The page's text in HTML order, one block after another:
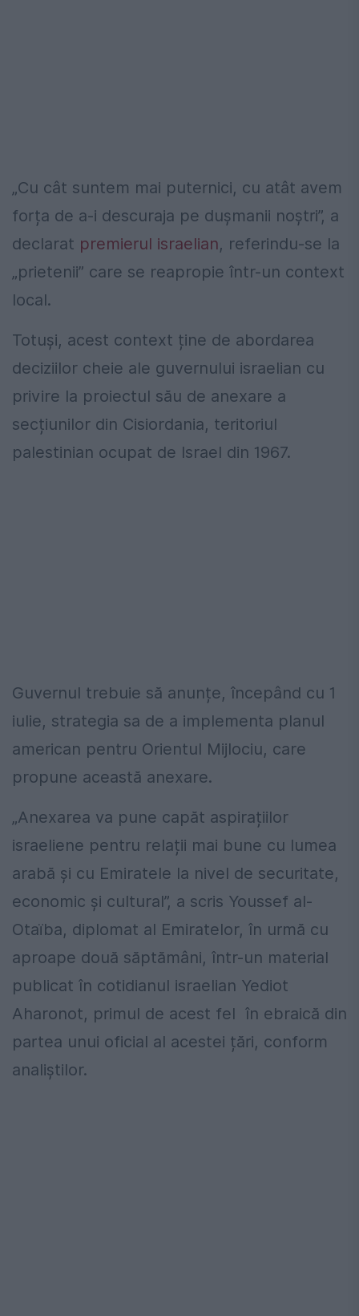
„Cu cât suntem mai puternici, cu atât avem
forța de a-i descuraja pe dușmanii noștri”, a
declarat premierul israelian, referindu-se la
„prietenii” care se reapropie într-un context
local.
Totuși, acest context ține de abordarea
deciziilor cheie ale guvernului israelian cu
privire la proiectul său de anexare a
secțiunilor din Cisiordania, teritoriul
palestinian ocupat de Israel din 1967.
Guvernul trebuie să anunțe, începând cu 1
iulie, strategia sa de a implementa planul
american pentru Orientul Mijlociu, care
propune această anexare.
„Anexarea va pune capăt aspirațiilor
israeliene pentru relații mai bune cu lumea
arabă și cu Emiratele la nivel de securitate,
economic și cultural”, a scris Youssef al-
Otaïba, diplomat al Emiratelor, în urmă cu
aproape două săptămâni, într-un material
publicat în cotidianul israelian Yediot
Aharonot, primul de acest fel în ebraică din
partea unui oficial al acestei țări, conform
analiștilor.